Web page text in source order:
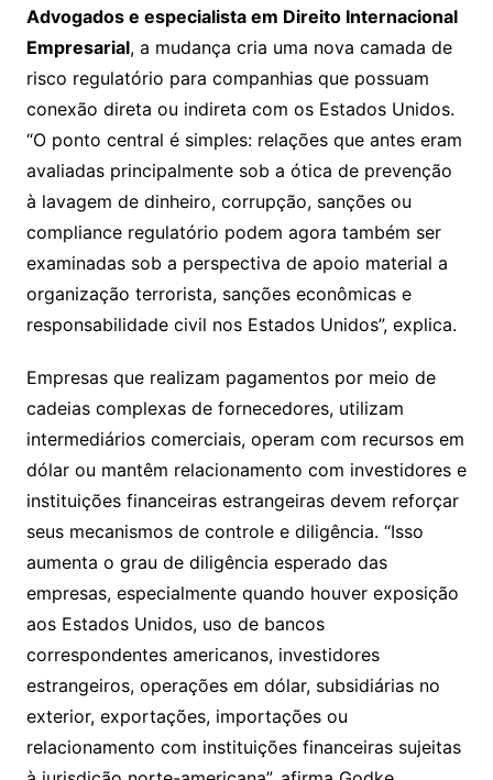
Advogados e especialista em Direito Internacional
Empresarial, a mudança cria uma nova camada de
risco regulatório para companhias que possuam
conexão direta ou indireta com os Estados Unidos.
“O ponto central é simples: relações que antes eram
avaliadas principalmente sob a ótica de prevenção
à lavagem de dinheiro, corrupção, sanções ou
compliance regulatório podem agora também ser
examinadas sob a perspectiva de apoio material a
organização terrorista, sanções econômicas e
responsabilidade civil nos Estados Unidos”, explica.
Empresas que realizam pagamentos por meio de
cadeias complexas de fornecedores, utilizam
intermediários comerciais, operam com recursos em
dólar ou mantêm relacionamento com investidores e
instituições financeiras estrangeiras devem reforçar
seus mecanismos de controle e diligência. “Isso
aumenta o grau de diligência esperado das
empresas, especialmente quando houver exposição
aos Estados Unidos, uso de bancos
correspondentes americanos, investidores
estrangeiros, operações em dólar, subsidiárias no
exterior, exportações, importações ou
relacionamento com instituições financeiras sujeitas